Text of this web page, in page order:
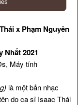
x Phạm Nguyên
Nhất 2021
Máy tính
là một bản nhạc
do ca sĩ Isaac Thái